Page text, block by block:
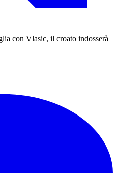
con Vlasic, il croato indosserà